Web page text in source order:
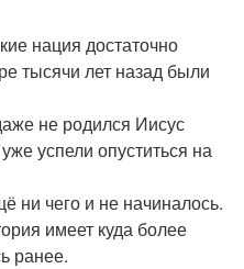
нация достаточно
тысячи лет назад были
не родился Иисус
успели опуститься на
ни чего и не начиналось.
имеет куда более
ранее.